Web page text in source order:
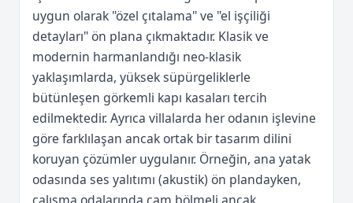
uygun olarak "özel çıtalama" ve "el işçiliği
detayları" ön plana çıkmaktadır. Klasik ve
modernin harmanlandığı neo-klasik
yaklaşımlarda, yüksek süpürgeliklerle
bütünleşen görkemli kapı kasaları tercih
edilmektedir. Ayrıca villalarda her odanın işlevine
göre farklılaşan ancak ortak bir tasarım dilini
koruyan çözümler uygulanır. Örneğin, ana yatak
odasında ses yalıtımı (akustik) ön plandayken,
çalışma odalarında cam bölmeli ancak